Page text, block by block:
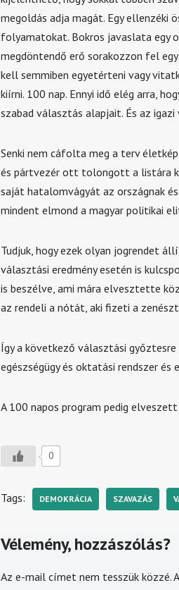
megoldás adja magát. Egy ellenzéki
folyamatokat. Bokros javaslata egy
megdöntendő erő sorakozzon fel
kell semmiben egyetérteni vagy
kiírni. 100 nap. Ennyi idő elég arra,
szabad választás alapjait. És az
Senki nem cáfolta meg a terv
és pártvezér ott tolongott a listára
saját hatalomvágyát az országnak
mindent elmond a magyar politikai
Tudjuk, hogy ezek olyan jogrendet
választási eredmény esetén is
is beszélve, ami mára elvesztette
az rendeli a nótát, aki fizeti a
Így a következő választási
egészségügy és oktatási rendszer és
A 100 napos program pedig
0
Tags: DEMOKRÁCIA SZAVAZÁS
Vélemény, hozzászólás?
Az e-mail címet nem tesszük közzé.